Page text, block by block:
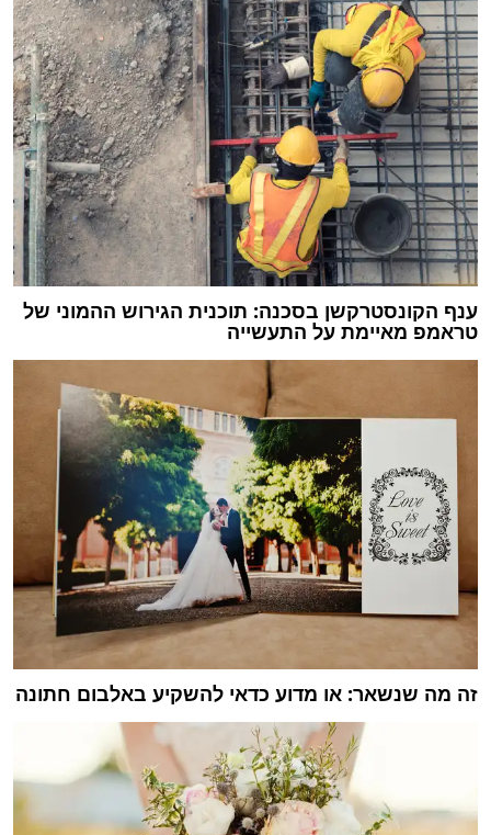
ענף הקונסטרקשן בסכנה: תוכנית הגירוש ההמוני של
טראמפ מאיימת על התעשייה
זה מה שנשאר: או מדוע כדאי להשקיע באלבום חתונה